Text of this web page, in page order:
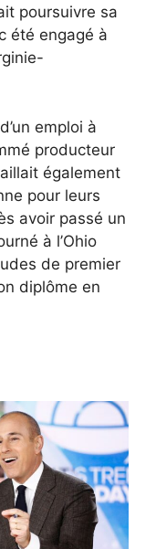
poursuivre sa
été engagé à
emploi à
producteur
également
pour leurs
avoir passé un
à l’Ohio
de premier
diplôme en